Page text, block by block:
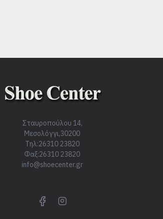
Σταυροπούλου 14,
Μεσολόγγι,30200
Τηλ:26310 23820
Φαξ:26310 23820
info@shoecenter.gr